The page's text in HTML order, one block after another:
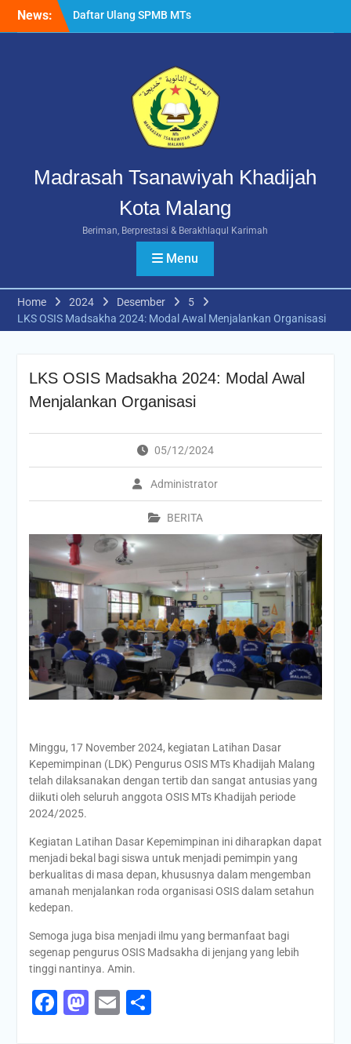
News:
Daftar Ulang SPMB MTs
Khadijah Malang Tahun
Berlangsung Lancar
Rangkuman MATAMUDA
2026: Enam Hari Penuh
Makna Menyambut Siswa
Baru MTs Khadijah Malang
Madrasah Tsanawiyah Khadijah
Kota Malang
Beriman, Berprestasi & Berakhlaqul Karimah
Menu
Home 2024 Desember
5
LKS OSIS Madsakha 2024: Modal Awal Menjalankan Organisasi
LKS OSIS Madsakha 2024: Modal Awal
Menjalankan Organisasi
05/12/2024
Administrator
BERITA
Minggu, 17 November 2024, kegiatan Latihan Dasar
Kepemimpinan (LDK) Pengurus OSIS MTs Khadijah Malang
telah dilaksanakan dengan tertib dan sangat antusias yang
diikuti oleh seluruh anggota OSIS MTs Khadijah periode
2024/2025.
Kegiatan Latihan Dasar Kepemimpinan ini diharapkan dapat
menjadi bekal bagi siswa untuk menjadi pemimpin yang
berkualitas di masa depan, khususnya dalam mengemban
amanah menjalankan roda organisasi OSIS dalam setahun
kedepan.
Semoga juga bisa menjadi ilmu yang bermanfaat bagi
segenap pengurus OSIS Madsakha di jenjang yang lebih
tinggi nantinya. Amin.
Facebook
Mastodon
EmailShare